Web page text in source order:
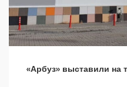
«Арбуз» выставили на